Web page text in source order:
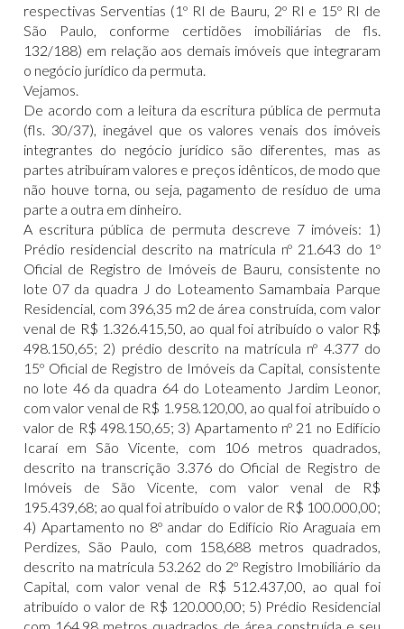
respectivas Serventias (1º RI de Bauru, 2º RI e 15º RI de
São Paulo, conforme certidões imobiliárias de fls.
132/188) em relação aos demais imóveis que integraram
o negócio jurídico da permuta.
Vejamos.
De acordo com a leitura da escritura pública de permuta
(fls. 30/37), inegável que os valores venais dos imóveis
integrantes do negócio jurídico são diferentes, mas as
partes atribuíram valores e preços idênticos, de modo que
não houve torna, ou seja, pagamento de resíduo de uma
parte a outra em dinheiro.
A escritura pública de permuta descreve 7 imóveis: 1)
Prédio residencial descrito na matrícula nº 21.643 do 1º
Oficial de Registro de Imóveis de Bauru, consistente no
lote 07 da quadra J do Loteamento Samambaia Parque
Residencial, com 396,35 m2 de área construída, com valor
venal de R$ 1.326.415,50, ao qual foi atribuído o valor R$
498.150,65; 2) prédio descrito na matrícula nº 4.377 do
15º Oficial de Registro de Imóveis da Capital, consistente
no lote 46 da quadra 64 do Loteamento Jardim Leonor,
com valor venal de R$ 1.958.120,00, ao qual foi atribuído o
valor de R$ 498.150,65; 3) Apartamento nº 21 no Edifício
Icaraí em São Vicente, com 106 metros quadrados,
descrito na transcrição 3.376 do Oficial de Registro de
Imóveis de São Vicente, com valor venal de R$
195.439,68; ao qual foi atribuído o valor de R$ 100.000,00;
4) Apartamento no 8º andar do Edifício Rio Araguaia em
Perdizes, São Paulo, com 158,688 metros quadrados,
descrito na matrícula 53.262 do 2º Registro Imobiliário da
Capital, com valor venal de R$ 512.437,00, ao qual foi
atribuído o valor de R$ 120.000,00; 5) Prédio Residencial